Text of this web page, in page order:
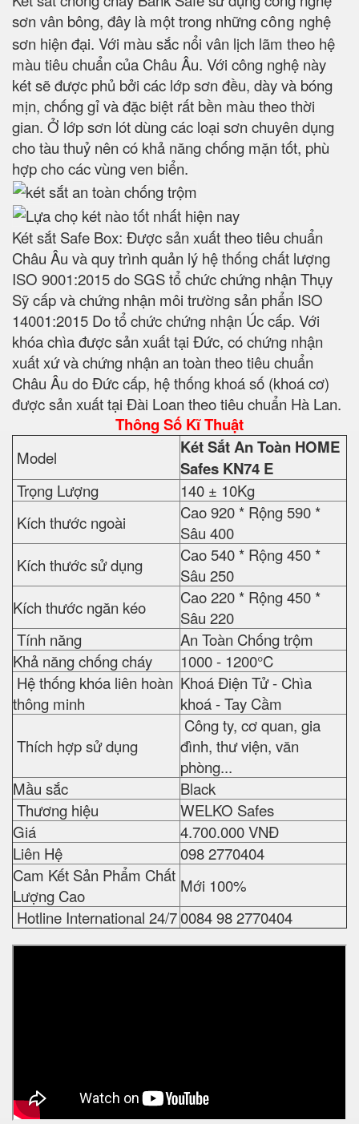
sơn vân bông, đây là một trong những công nghệ
sơn hiện đại. Với màu sắc nổi vân lịch lãm theo hệ
màu tiêu chuẩn của Châu Âu. Với công nghệ này
két sẽ được phủ bởi các lớp sơn đều, dày và bóng
mịn, chống gỉ và đặc biệt rất bền màu theo thời
gian. Ở lớp sơn lót dùng các loại sơn chuyên dụng
cho tàu thuỷ nên có khả năng chống mặn tốt, phù
hợp cho các vùng ven biển.
Két sắt Safe Box: Được sản xuất theo tiêu chuẩn
Châu Âu và quy trình quản lý hệ thống chất lượng
ISO 9001:2015 do SGS tổ chức chứng nhận Thụy
Sỹ cấp và chứng nhận môi trường sản phẩn ISO
14001:2015 Do tổ chức chứng nhận Úc cấp. Với
khóa chìa được sản xuất tại Đức, có chứng nhận
xuất xứ và chứng nhận an toàn theo tiêu chuẩn
Châu Âu do Đức cấp, hệ thống khoá số (khoá cơ)
được sản xuất tại Đài Loan theo tiêu chuẩn Hà Lan.
Thông Số Kĩ Thuật
Model
Két Sắt An Toàn HOME
Safes KN74 E
Trọng Lượng
140 ± 10Kg
Kích thước ngoài
Cao 920 * Rộng 590 *
Sâu 400
Kích thước sử dụng
Cao 540 * Rộng 450 *
Sâu 250
Kích thước ngăn kéo
Cao 220 * Rộng 450 *
Sâu 220
Tính năng
An Toàn Chống trộm
Khả năng chống cháy
1000 - 1200°C
Hệ thống khóa liên hoàn
thông minh
Khoá Điện Tử - Chìa
khoá - Tay Cầm
Thích hợp sử dụng
Công ty, cơ quan, gia
đình, thư viện, văn
phòng...
Mầu sắc
Black
Thương hiệu
WELKO Safes
Giá
4.700.000 VNĐ
Liên Hệ
098 2770404
Cam Kết Sản Phẩm Chất
Lượng Cao
Mới 100%
Hotline International 24/70084 98 2770404